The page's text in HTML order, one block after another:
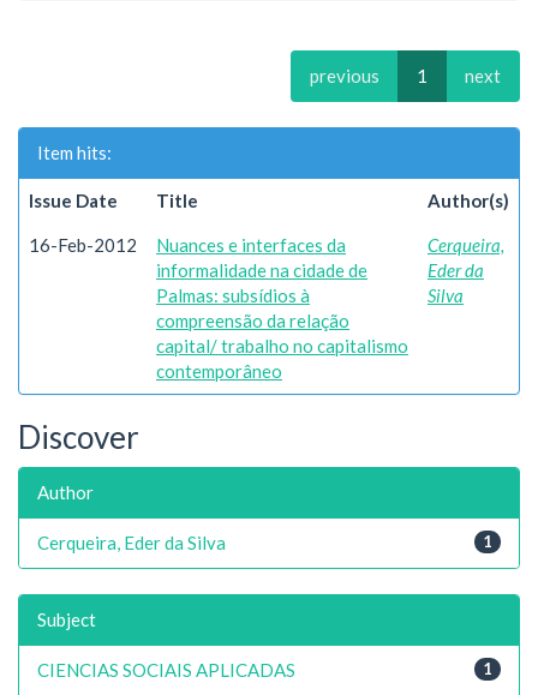
previous 1 next
Item hits:
Issue Date Title Author(s)
16-Feb-2012
Nuances e interfaces da
informalidade na cidade de
Palmas: subsídios à
compreensão da relação
capital/ trabalho no capitalismo
contemporâneo
Cerqueira,
Eder da
Silva
Discover
Author
1
Cerqueira, Eder da Silva
Subject
1
CIENCIAS SOCIAIS APLICADAS